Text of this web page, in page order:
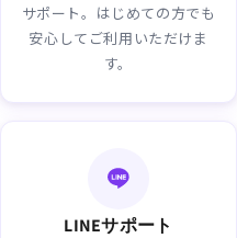
サポート。はじめての方でも
安心してご利用いただけま
す。
LINEサポート